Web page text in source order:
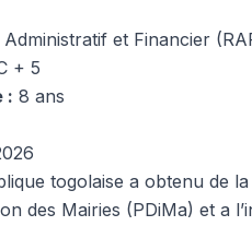
et Financier
+ 5
: 8 ans
togolaise a obtenu de
des Mairies (PDiMa) et a